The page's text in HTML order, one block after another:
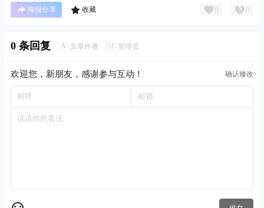
海报分享 收藏 0 0
0 条回复 A 文章作者 M 管理员
欢迎您，新朋友，感谢参与互动！ 确认修改